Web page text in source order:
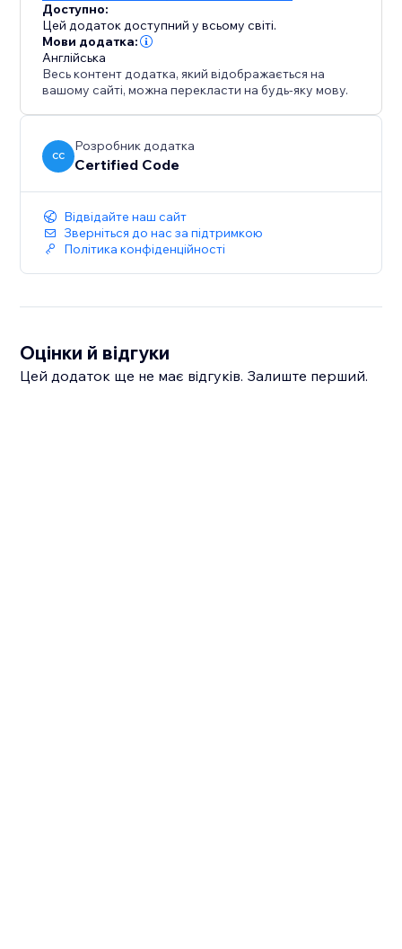
Доступно:
Цей додаток доступний у всьому світі.
Мови додатка:
Англійська
Весь контент додатка, який відображається на
вашому сайті, можна перекласти на будь-яку мову.
CC
Розробник додатка
Certified Code
Відвідайте наш сайт
Зверніться до нас за підтримкою
Політика конфіденційності
Оцінки й відгуки
Цей додаток ще не має відгуків. Залиште перший.